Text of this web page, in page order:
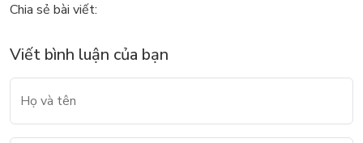
Chia sẻ bài viết:
Viết bình luận của bạn
Họ và tên